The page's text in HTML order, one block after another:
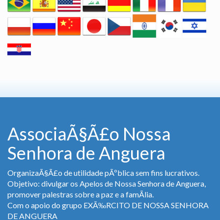
AssociaÃ§Ã£o Nossa
Senhora de Anguera
OrganizaÃ§Ã£o de utilidade pÃºblica sem fins lucrativos.
Objetivo: divulgar os Apelos de Nossa Senhora de Anguera,
promover palestras sobre a paz e a famÃ­lia.
Com o apoio do grupo EXÃ‰RCITO DE NOSSA SENHORA
DE ANGUERA